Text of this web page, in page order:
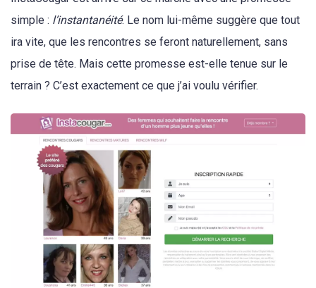
simple : l’instantanéité. Le nom lui-même suggère que tout
ira vite, que les rencontres se feront naturellement, sans
prise de tête. Mais cette promesse est-elle tenue sur le
terrain ? C’est exactement ce que j’ai voulu vérifier.